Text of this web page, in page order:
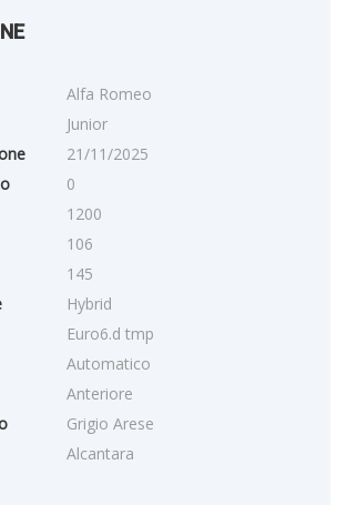
Alfa Romeo
Junior
21/11/2025
0
1200
106
145
Hybrid
Euro6.d tmp
Automatico
Anteriore
Grigio Arese
Alcantara